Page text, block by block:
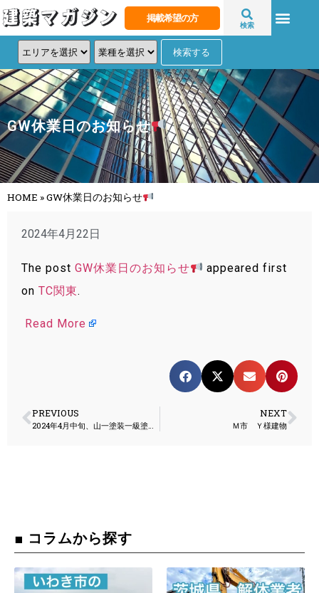
掲載希望の方
検索
GW休業日のお知らせ
HOME »GW休業日のお知らせ
2024年4月22日
The post GW休業日のお知らせ
appeared first
on TC関東.
Read More
PREVIOUS NEXT
Ｍ市 Ｙ様建物
■ コラムから探す